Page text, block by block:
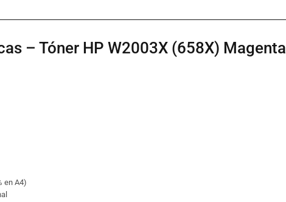
– Tóner HP W2003X (658X) Magenta
en A4)